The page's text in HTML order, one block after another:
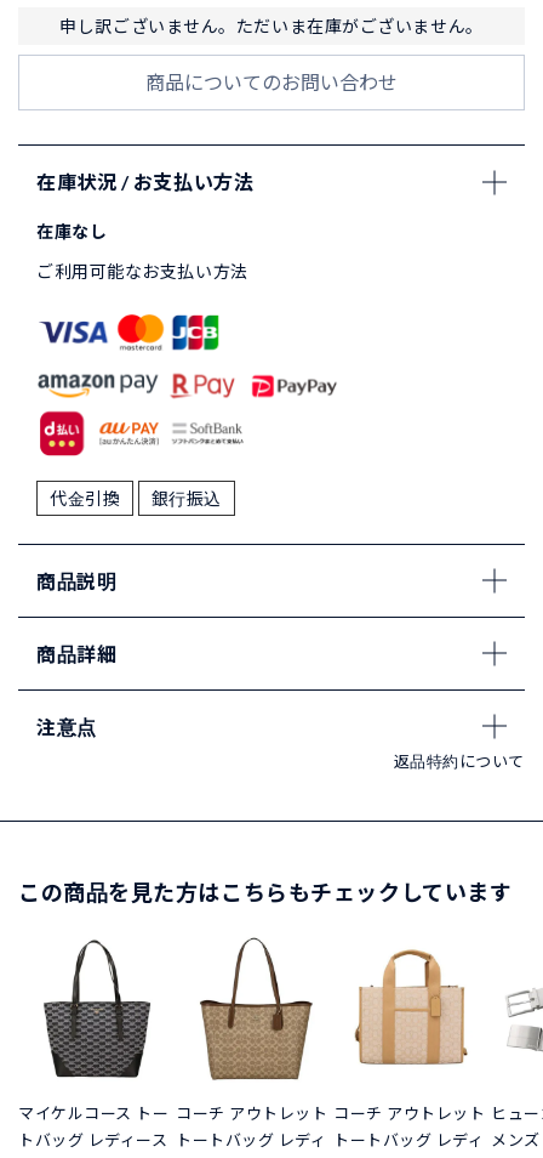
申し訳ございません。ただいま在庫がございません。
商品についてのお問い合わせ
在庫状況 / お支払い方法
在庫なし
ご利用可能なお支払い方法
代金引換 銀行振込
商品説明
商品詳細
注意点
返品特約について
この商品を見た方はこちらもチェックしています
マイケルコース トー
トバッグ レディース
コーチ アウトレット
トートバッグ レディ
コーチ アウトレット
トートバッグ レディ
ヒュ
メン